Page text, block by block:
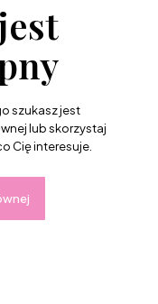
szukasz jest
lub skorzystaj
Cię interesuje.